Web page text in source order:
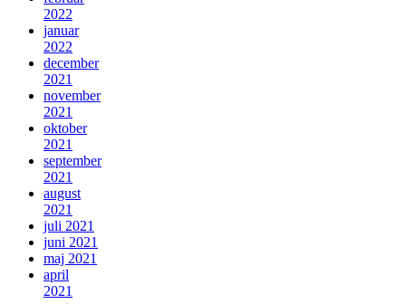
2022
januar
2022
december
2021
november
2021
oktober
2021
september
2021
august
2021
juli 2021
juni 2021
maj 2021
april
2021